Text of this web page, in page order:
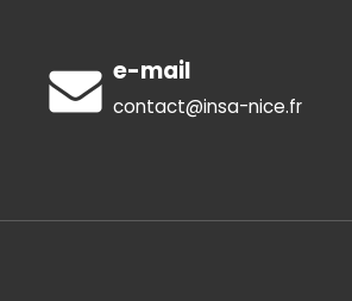
e-mail
contact@insa-nice.fr